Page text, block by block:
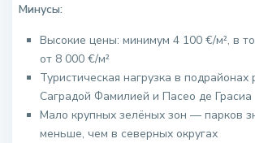
Минусы:
Высокие цены: минимум 4 100 €/м², в
от 8 000 €/м²
Туристическая нагрузка в подрайонах
Саградой Фамилией и Пасео де Грасиа
Мало крупных зелёных зон — парков
меньше, чем в северных округах